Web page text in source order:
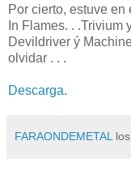
Por cierto, estuve en
In Flames. .
Devildriver ý
olvidar . . .
Descarga.
FARAONDEMETAL los